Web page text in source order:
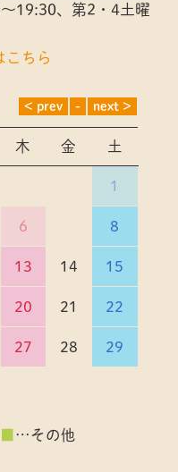
～19:30、第2・4土曜
こちら
木 金 土
1
6 8
13 14 15
20 21 22
27 28 29
…その他